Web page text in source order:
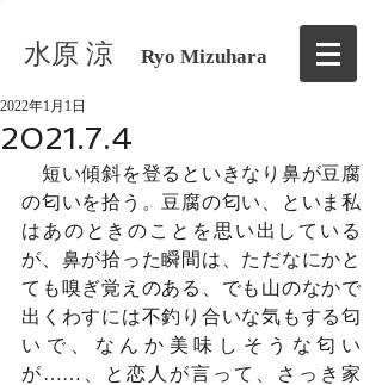
水原 涼 Ryo Mizuhara
2021.7.4
2022年1月1日
短い傾斜を登るといきなり鼻が豆腐
の匂いを拾う。豆腐の匂い、といま私
はあのときのことを思い出している
が、鼻が拾った瞬間は、ただなにかと
ても嗅ぎ覚えのある、でも山のなかで
出くわすには不釣り合いな気もする匂
いで、なんか美味しそうな匂い
が……、と恋人が言って、さっき家